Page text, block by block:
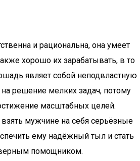
и рациональна, она умеет
хорошо их зарабатывать, в то
являет собой неподвластную
на решение мелких задач, потому
масштабных целей.
мужчине на себя серьёзные
ему надёжный тыл и стать
помощником.